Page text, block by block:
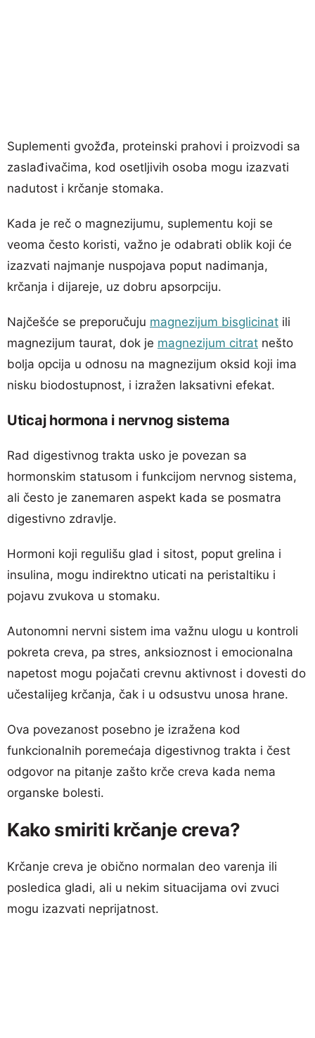
Suplementi gvožđa, proteinski prahovi i proizvodi sa
zaslađivačima, kod osetljivih osoba mogu izazvati
nadutost i krčanje stomaka.
Kada je reč o magnezijumu, suplementu koji se
veoma često koristi, važno je odabrati oblik koji će
izazvati najmanje nuspojava poput nadimanja,
krčanja i dijareje, uz dobru apsorpciju.
Najčešće se preporučuju magnezijum bisglicinat ili
magnezijum taurat, dok je magnezijum citrat nešto
bolja opcija u odnosu na magnezijum oksid koji ima
nisku biodostupnost, i izražen laksativni efekat.
Uticaj hormona i nervnog sistema
Rad digestivnog trakta usko je povezan sa
hormonskim statusom i funkcijom nervnog sistema,
ali često je zanemaren aspekt kada se posmatra
digestivno zdravlje.
Hormoni koji regulišu glad i sitost, poput grelina i
insulina, mogu indirektno uticati na peristaltiku i
pojavu zvukova u stomaku.
Autonomni nervni sistem ima važnu ulogu u kontroli
pokreta creva, pa stres, anksioznost i emocionalna
napetost mogu pojačati crevnu aktivnost i dovesti do
učestalijeg krčanja, čak i u odsustvu unosa hrane.
Ova povezanost posebno je izražena kod
funkcionalnih poremećaja digestivnog trakta i čest
odgovor na pitanje zašto krče creva kada nema
organske bolesti.
Kako smiriti krčanje creva?
Krčanje creva je obično normalan deo varenja ili
posledica gladi, ali u nekim situacijama ovi zvuci
mogu izazvati neprijatnost.